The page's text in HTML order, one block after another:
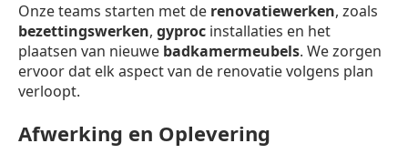
Onze teams starten met de renovatiewerken, zoals
bezettingswerken, gyproc installaties en het
plaatsen van nieuwe badkamermeubels. We zorgen
ervoor dat elk aspect van de renovatie volgens plan
verloopt.
Afwerking en Oplevering